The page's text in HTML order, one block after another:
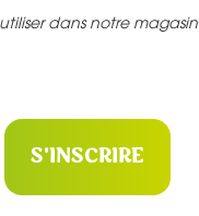
dans notre magasin
S'INSCRIRE